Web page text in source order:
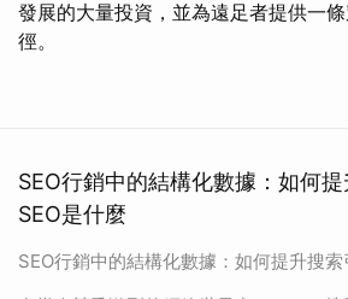
發展的大量投資，並為遠足者提供一
徑。
SEO行銷中的結構化數據：如何
SEO是什麼
SEO行銷中的結構化數據：如何提升搜